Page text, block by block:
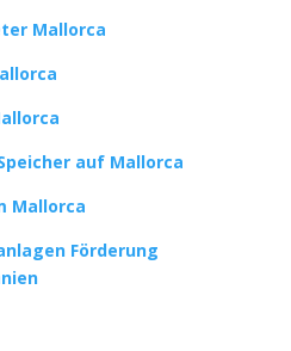
Mallorca
auf Mallorca
Mallorca
Förderung